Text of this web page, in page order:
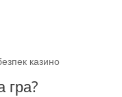
казино
гра?